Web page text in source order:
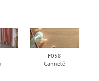
F058
Cannelé